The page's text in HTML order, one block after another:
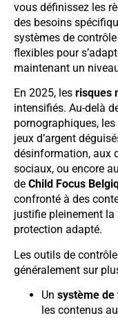
vous définissez les
des besoins
systèmes de
flexibles pour
maintenant un
En 2025, les risques
intensifiés. Au-delà
pornographiques,
jeux d’argent
désinformation, aux
sociaux, ou encore
de Child Focus
confronté à des
justifie pleinement la
protection adapté.
Les outils de
généralement sur
Un système
les contenus